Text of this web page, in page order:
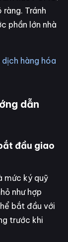
Tránh
phần lớn nhà
hàng hóa
dẫn
đầu giao
mức ký quỹ
như hợp
bắt đầu với
trước khi